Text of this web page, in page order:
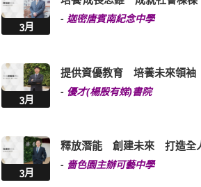
3月
- 迦密唐賓南紀念中學
3月
提供資優教育 培養未來領袖
- 優才(楊殷有娣)書院
3月
釋放潛能 創建未來 打造全
- 嗇色園主辦可藝中學